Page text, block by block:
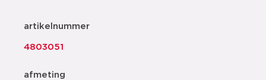
artikelnummer
4803051
afmeting